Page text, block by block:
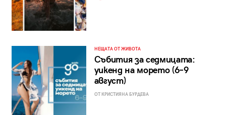
НЕЩАТА ОТ ЖИВОТА
Събития за седмицата:
уикенд на морето (6–9
август)
ОТ КРИСТИЯНА БУРДЕВА